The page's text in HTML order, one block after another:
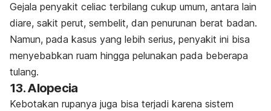
Gejala penyakit celiac terbilang cukup umum, antara lain
diare, sakit perut, sembelit, dan penurunan berat badan.
Namun, pada kasus yang lebih serius, penyakit ini bisa
menyebabkan ruam hingga pelunakan pada beberapa
tulang.
13.Alopecia
Kebotakan rupanya juga bisa terjadi karena sistem